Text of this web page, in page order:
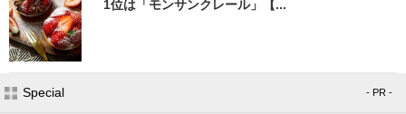
1位は「モンサンクレール」【...
Special - PR -